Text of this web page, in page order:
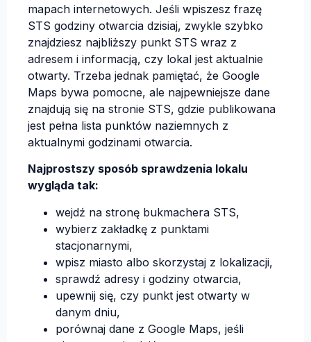
mapach internetowych. Jeśli wpiszesz frazę
STS godziny otwarcia dzisiaj, zwykle szybko
znajdziesz najbliższy punkt STS wraz z
adresem i informacją, czy lokal jest aktualnie
otwarty. Trzeba jednak pamiętać, że Google
Maps bywa pomocne, ale najpewniejsze dane
znajdują się na stronie STS, gdzie publikowana
jest pełna lista punktów naziemnych z
aktualnymi godzinami otwarcia.
Najprostszy sposób sprawdzenia lokalu
wygląda tak:
wejdź na stronę bukmachera STS,
wybierz zakładkę z punktami
stacjonarnymi,
wpisz miasto albo skorzystaj z lokalizacji,
sprawdź adresy i godziny otwarcia,
upewnij się, czy punkt jest otwarty w
danym dniu,
porównaj dane z Google Maps, jeśli